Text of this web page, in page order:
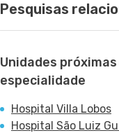
Pesquisas
Unidades próximas
especialidade
Hospital Villa Lobos
Hospital São Luiz